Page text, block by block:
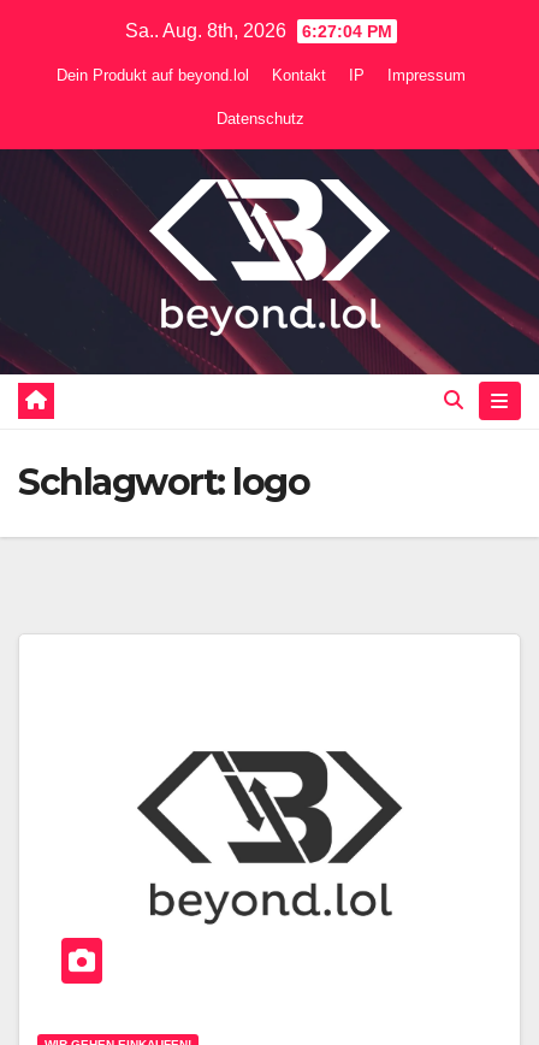
Sa.. Aug. 8th, 2026 6:27:04 PM
Dein Produkt auf beyond.lol Kontakt IP Impressum
Datenschutz
Schlagwort: logo